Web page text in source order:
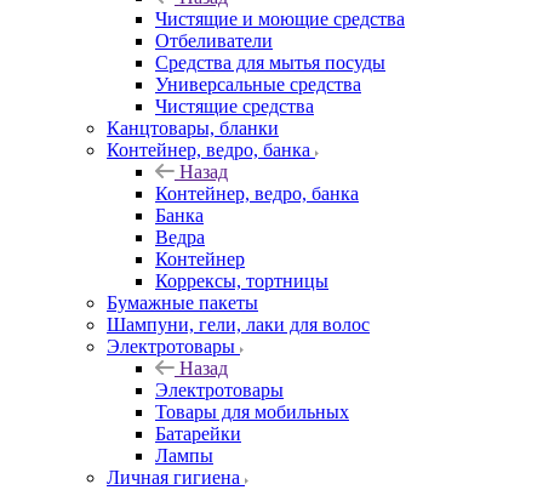
Чистящие и моющие средства
Отбеливатели
Средства для мытья посуды
Универсальные средства
Чистящие средства
Канцтовары, бланки
Контейнер, ведро, банка
Назад
Контейнер, ведро, банка
Банка
Ведра
Контейнер
Коррексы, тортницы
Бумажные пакеты
Шампуни, гели, лаки для волос
Электротовары
Назад
Электротовары
Товары для мобильных
Батарейки
Лампы
Личная гигиена